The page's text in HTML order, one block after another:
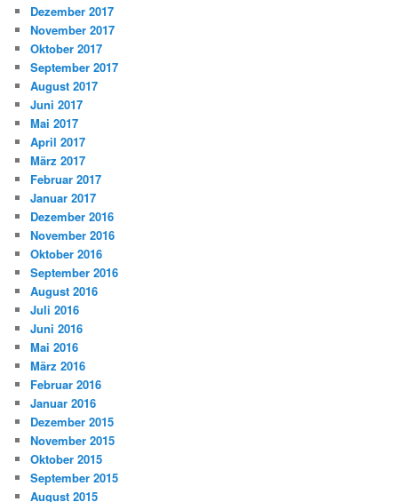
Dezember 2017
November 2017
Oktober 2017
September 2017
August 2017
Juni 2017
Mai 2017
April 2017
März 2017
Februar 2017
Januar 2017
Dezember 2016
November 2016
Oktober 2016
September 2016
August 2016
Juli 2016
Juni 2016
Mai 2016
März 2016
Februar 2016
Januar 2016
Dezember 2015
November 2015
Oktober 2015
September 2015
August 2015